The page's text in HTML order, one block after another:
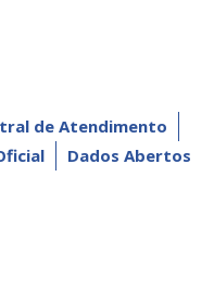
de Atendimento
Dados Abertos